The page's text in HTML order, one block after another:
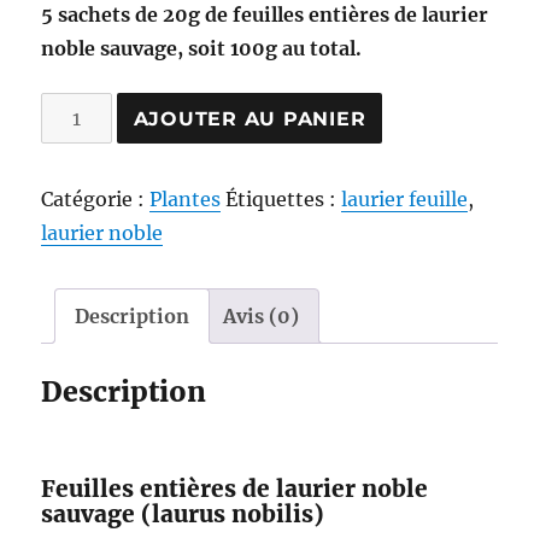
5 sachets de 20g de feuilles entières de laurier
noble sauvage, soit 100g au total.
quantité
de
sauvage
x
AJOUTER AU PANIER
Catégorie :Plantes Étiquettes :laurier feuille,
laurier noble
Description Avis (0)
Description
Feuilles entières de laurier noble
sauvage (laurus nobilis)